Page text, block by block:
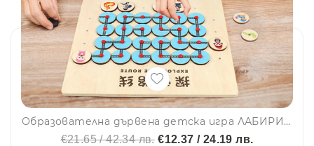
Образователна дървена детска игра ЛАБИРИН с логически мислене за концентрация💥 YJH07
€21.65 / 42.34 лв.€12.37 / 24.19 лв.